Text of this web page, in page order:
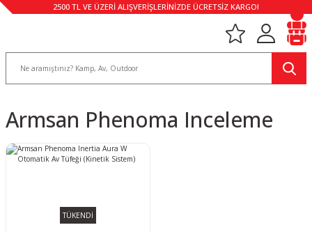
2500 TL VE ÜZERİ ALIŞVERİŞLERİNİZDE ÜCRETSİZ KARGO!
Armsan Phenoma Inceleme
TÜKENDİ